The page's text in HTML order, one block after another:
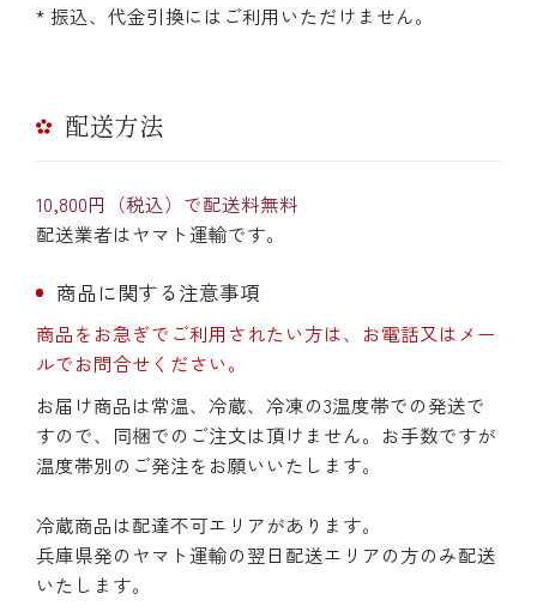
* 振込、代金引換にはご利用いただけません。
配送方法
10,800円（税込）で配送料無料
配送業者はヤマト運輸です。
商品に関する注意事項
商品をお急ぎでご利用されたい方は、お電話又はメー
ルでお問合せください。
お届け商品は常温、冷蔵、冷凍の3温度帯での発送で
すので、同梱でのご注文は頂けません。お手数ですが
温度帯別のご発注をお願いいたします。
冷蔵商品は配達不可エリアがあります。
兵庫県発のヤマト運輸の翌日配送エリアの方のみ配送
いたします。